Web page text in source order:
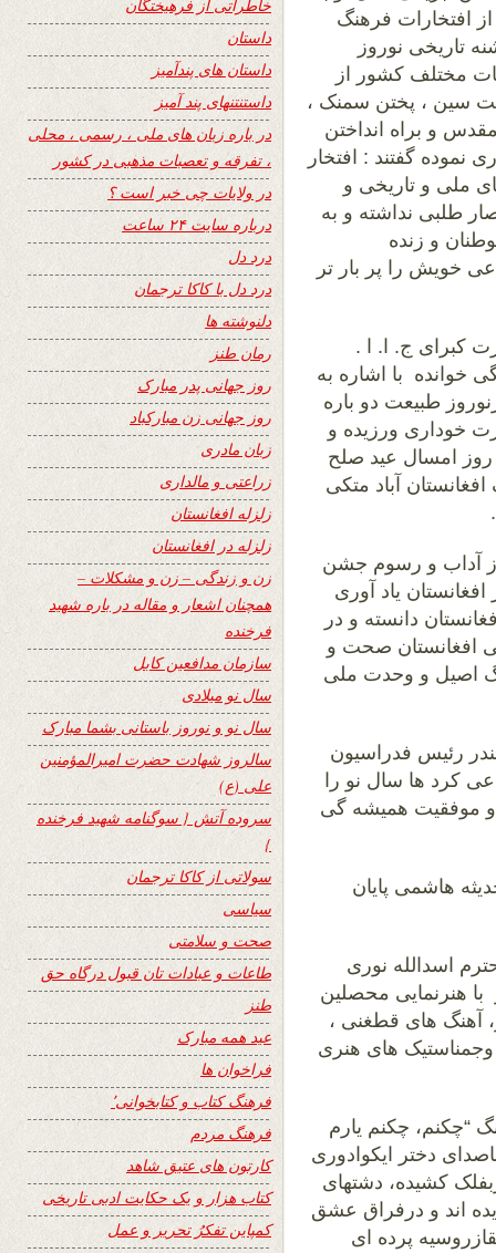
افتخارات فرهنگ
تاریخی نوروز
مختلف کشور از
سین ، پختن سمنک ،
و براه انداختن
نموده گفتند : افتخار
ملی و تاریخی و
طلبی نداشته و به
و زنده
خویش را پر بار تر
کبرای ج. ا. ا .
با اشاره به
طبیعت دو باره
خوداری ورزیده و
روز امسال عید صلح
آباد متکی
آداب و رسوم جشن
یاد آوری
دانسته و در
افغانستان صحت و
اصیل و وحدت ملی
رئیس فدراسیون
کرد ها سال نو را
و موفقیت همیشه گی
هاشمی پایان
اسدالله نوری
با هنرنمایی محصلین
آهنگ های قطغنی ،
های هنری
“چکنم، چکنم یارم
دختر ایکوادوری
کشیده، دشتهای
اند و درفراق عشق
پرده ای
خاطراتی از فرهیختگان
داستان
داستان های پندآمیز
داستنتنهای پند آمیز
در باره زبان های ملی ، رسمی ، محلی
، تفرقه و تعصبات مذهبی در کشور
در ولایات چی خبر است ؟
درباره سایت ۲۴ ساعت
درد دل
درد دل با کاکا ترجمان
دلنوشته ها
رمان طنز
روز جهانی پدر مبارک
روز جهانی زن مبارکباد
زبان مادری
زراعتی و مالداری
زلزله افغانستان
زلزله در افغانستان
زن و زندگی – زن و مشکلات –
همچنان اشعار و مقاله در باره شهید
فرخنده
سازمان مدافعین کابل
سال نو میلادی
سال نو و نوروز باستانی بشما مبارک
سالروز شهادت حضرت امیرالمؤمنین
علی (ع)
سروده آتش { سوگنامه شهید فرخنده
}
سولاتی از کاکا ترجمان
سیاسی
صحت و سلامتی
طاعات و عبادات تان قبول درگاه حق
طنز
عید همه مبارک
فراخوان ها
فرهنگ کتاب و کتابخوانی٬
فرهنگ مردم
کارتون های عتیق شاهد
کتاب هزار و یک حکایت ادبی تاریخی
کمپاین تفکرُ تحریر و عمل